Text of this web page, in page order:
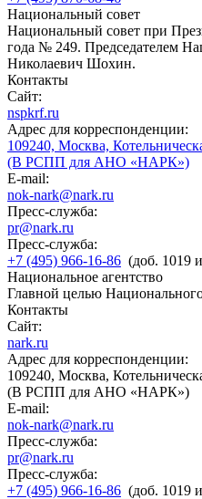
Национальный совет
Национальный совет при
года № 249. Председателем
Николаевич Шохин.
Контакты
Сайт:
nspkrf.ru
Адрес для корреспонденции:
109240, Москва,
(В РСПП для АНО «НАРК»)
E-mail:
nok-nark@nark.ru
Пресс-служба:
pr@nark.ru
Пресс-служба:
+7 (495) 966-16-86 (доб. 1019
Национальное агентство
Главной целью
Контакты
Сайт:
nark.ru
Адрес для корреспонденции:
109240, Москва,
(В РСПП для АНО «НАРК»)
E-mail:
nok-nark@nark.ru
Пресс-служба:
pr@nark.ru
Пресс-служба:
+7 (495) 966-16-86 (доб. 1019